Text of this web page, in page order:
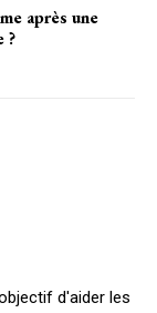
après une
?
d'aider les